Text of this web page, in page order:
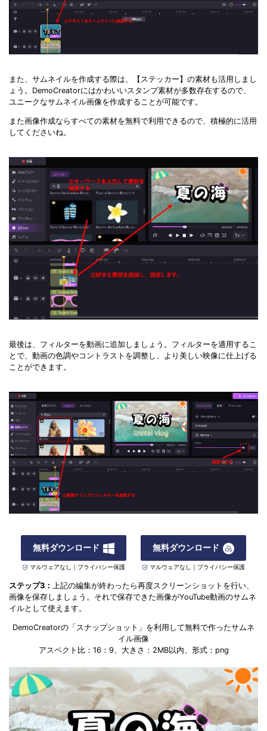
また、サムネイルを作成する際は、【ステッカー】の素材も活用しまし
ょう。DemoCreatorにはかわいいスタンプ素材が多数存在するので、
ユニークなサムネイル画像を作成することが可能です。
また画像作成ならすべての素材を無料で利用できるので、積極的に活用
してくださいね。
最後は、フィルターを動画に追加しましょう。フィルターを適用するこ
とで、動画の色調やコントラストを調整し、より美しい映像に仕上げる
ことができます。
無料ダウンロード
マルウェアなし｜プライバシー保護
無料ダウンロード
マルウェアなし｜プライバシー保護
ステップ3： 上記の編集が終わったら再度スクリーンショットを行い、
画像を保存しましょう。それで保存できた画像がYouTube動画のサムネ
イルとして使えます。
DemoCreatorの「スナップショット」を利用して無料で作ったサムネ
イル画像
アスペクト比：16：9、大きさ：2MB以内、形式：png